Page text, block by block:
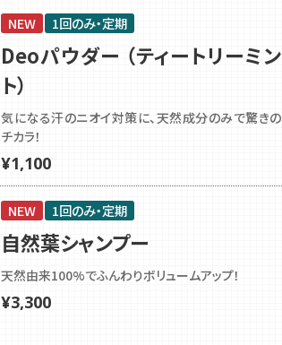
NEW 1回のみ・定期
Deoパウダー （ティートリーミン
ト）
気になる汗のニオイ対策に、天然成分のみで驚きの
チカラ！
¥1,100
NEW 1回のみ・定期
自然葉シャンプー
天然由来100%でふんわりボリュームアップ！
¥3,300